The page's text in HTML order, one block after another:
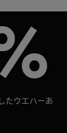
たウエハーあ